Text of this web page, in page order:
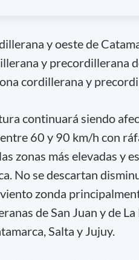
y oeste de
y precordillerana
cordillerana y
continuará siendo
60 y 90 km/h con
zonas más elevadas y
No se descartan
zonda
de San Juan y de
Salta y Jujuy.